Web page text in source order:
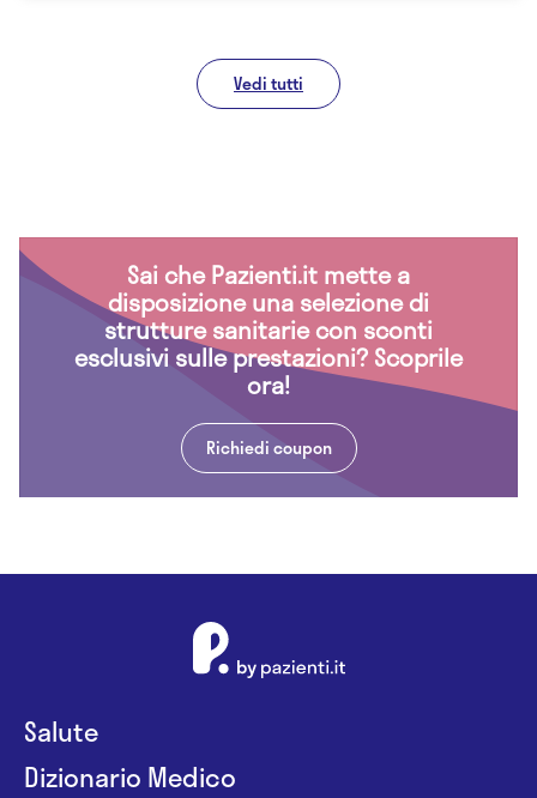
Vedi tutti
Sai che Pazienti.it mette a
disposizione una selezione di
strutture sanitarie con sconti
esclusivi sulle prestazioni? Scoprile
ora!
Richiedi coupon
Salute
Dizionario Medico